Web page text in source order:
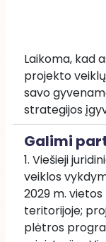
Laikoma, kad
projekto
savo
strategijos
Galimi
1. Viešieji
veiklos
2029 m.
teritorijoje;
plėtros